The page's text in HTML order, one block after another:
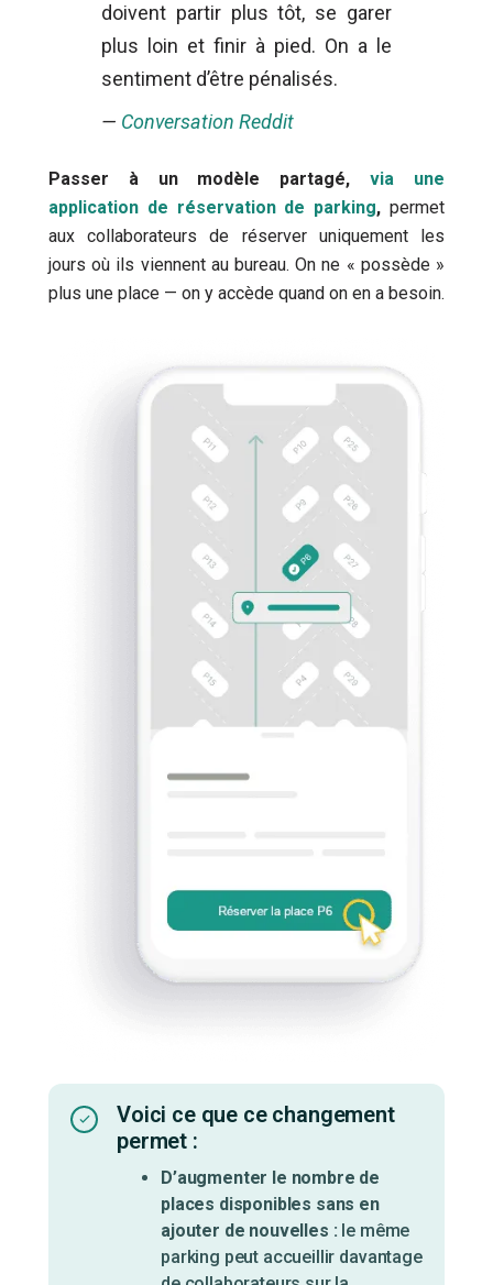
doivent partir plus tôt, se garer
plus loin et finir à pied. On a le
sentiment d’être pénalisés.
— Conversation Reddit
Passer à un modèle partagé, via une
application de réservation de parking, permet
aux collaborateurs de réserver uniquement les
jours où ils viennent au bureau. On ne « possède »
plus une place — on y accède quand on en a besoin.
Voici ce que ce changement
permet :
D’augmenter le nombre de
places disponibles sans en
ajouter de nouvelles : le même
parking peut accueillir davantage